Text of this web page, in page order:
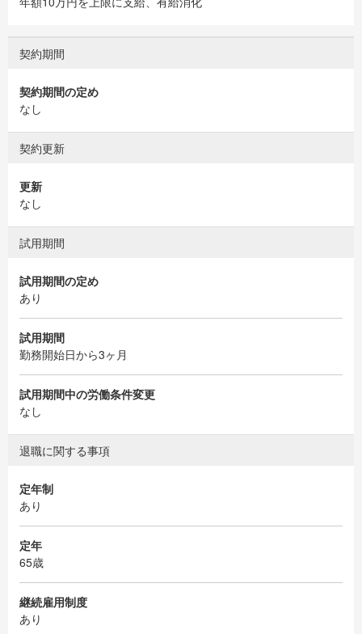
契約期間
契約期間の定め
なし
契約更新
更新
なし
試用期間
試用期間の定め
あり
試用期間
勤務開始日から3ヶ月
試用期間中の労働条件変更
なし
退職に関する事項
定年制
あり
定年
65歳
継続雇用制度
あり